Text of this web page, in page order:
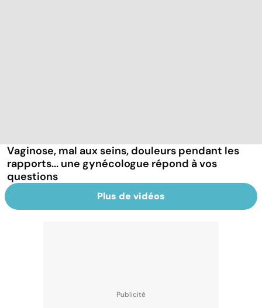
Vaginose, mal aux seins, douleurs pendant les
rapports... une gynécologue répond à vos
questions
Plus de vidéos